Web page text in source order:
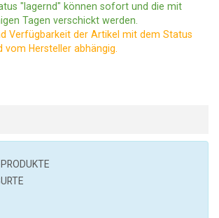
"lagernd" können sofort und die mit
Tagen verschickt werden.
Verfügbarkeit der Artikel mit dem Status
vom Hersteller abhängig.